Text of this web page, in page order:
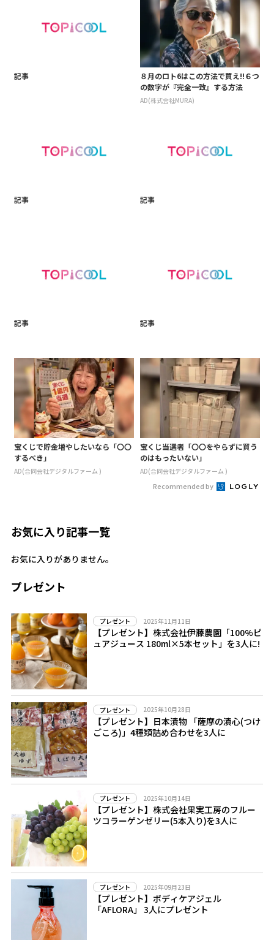
記事
８月のロト6はこの方法で買え!!６つ
の数字が『完全一致』する方法
AD(株式会社MURA)
記事 記事
記事 記事
宝くじで貯金増やしたいなら「〇〇
するべき」
AD(合同会社デジタルファーム )
宝くじ当選者「〇〇をやらずに買う
のはもったいない」
AD(合同会社デジタルファーム )
Recommended by
お気に入り記事一覧
お気に入りがありません。
プレゼント
プレゼント 2025年11月11日
【プレゼント】株式会社伊藤農園「100%ピ
ュアジュース 180ml×5本セット」を3人に!
プレゼント 2025年10月28日
【プレゼント】日本漬物 「薩摩の漬心(つけ
ごころ)」4種類詰め合わせを3人に
プレゼント 2025年10月14日
【プレゼント】株式会社果実工房のフルー
ツコラーゲンゼリー(5本入り)を3人に
プレゼント 2025年09月23日
【プレゼント】ボディケアジェル
「AFLORA」 3人にプレゼント